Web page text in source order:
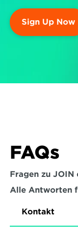
Sign Up Now
FAQs
Fragen zu
Alle Antworten
Kontakt